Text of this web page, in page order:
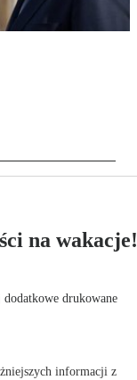
na wakacje!
drukowane
informacji z